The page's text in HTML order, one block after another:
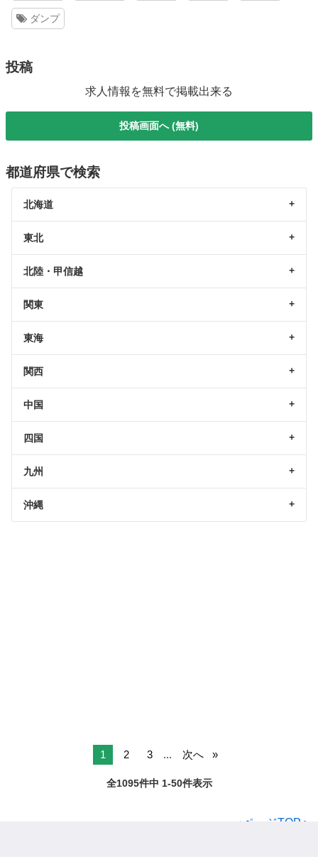
ダンプ
投稿
求人情報を無料で掲載出来る
投稿画面へ (無料)
都道府県で検索
北海道
東北
北陸・甲信越
関東
東海
関西
中国
四国
九州
沖縄
1 2 3 ... 次へ
全1095件中 1-50件表示
ページTOPへ